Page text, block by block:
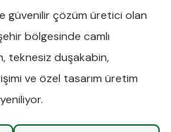
güvenilir çözüm üretici olan
bölgesinde camlı
, teknesiz duşakabin,
ve özel tasarım üretim